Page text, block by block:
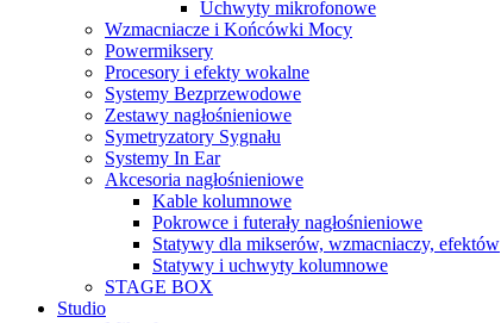
Uchwyty mikrofonowe
Wzmacniacze i Końcówki Mocy
Powermiksery
Procesory i efekty wokalne
Systemy Bezprzewodowe
Zestawy nagłośnieniowe
Symetryzatory Sygnału
Systemy In Ear
Akcesoria nagłośnieniowe
Kable kolumnowe
Pokrowce i futerały nagłośnieniowe
Statywy dla mikserów, wzmacniaczy, efektów
Statywy i uchwyty kolumnowe
STAGE BOX
Studio